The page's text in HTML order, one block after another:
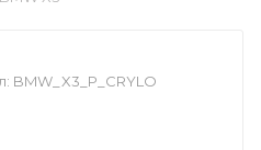
BMW_X3_P_CRYLO